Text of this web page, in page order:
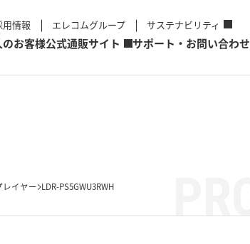
用情報 エレコムグループ サステナビリティ
のお客様公式通販サイト サポート・お問い合わせ
イヤー LDR-PS5GWU3RWH